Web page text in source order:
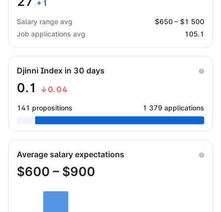
+ 1
Salary range avg $650 – $1 500
Job applications avg
105.1
Djinni Index in 30 days
0.1 ↓0.04
141 propositions 1 379 applications
Average salary expectations
$600 – $900